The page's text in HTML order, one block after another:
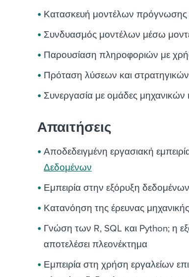
Κατασκευή μοντέλων πρόγνωσης
Συνδυασμός μοντέλων μέσω
Παρουσίαση πληροφοριών με
Πρόταση λύσεων και στρατηγικών
Συνεργασία με ομάδες
Απαιτήσεις
Αποδεδειγμένη εργασιακή
Δεδομένων
Εμπειρία στην εξόρυξη δεδομένων
Κατανόηση της έρευνας
Γνώση των R, SQL και Python; η
αποτελέσει πλεονέκτημα
Εμπειρία στη χρήση εργαλείων